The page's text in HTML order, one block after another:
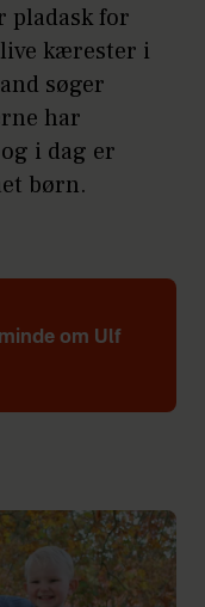
pladask for
kærester i
søger
har
i dag er
børn.
om Ulf